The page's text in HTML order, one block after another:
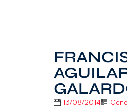
13/08/2014